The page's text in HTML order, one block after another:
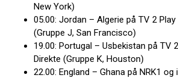
New York)
05.00: Jordan – Algerie på TV 2
(Gruppe J, San Francisco)
19.00: Portugal – Usbekistan på TV
Direkte (Gruppe K, Houston)
22.00: England – Ghana på NRK1 og